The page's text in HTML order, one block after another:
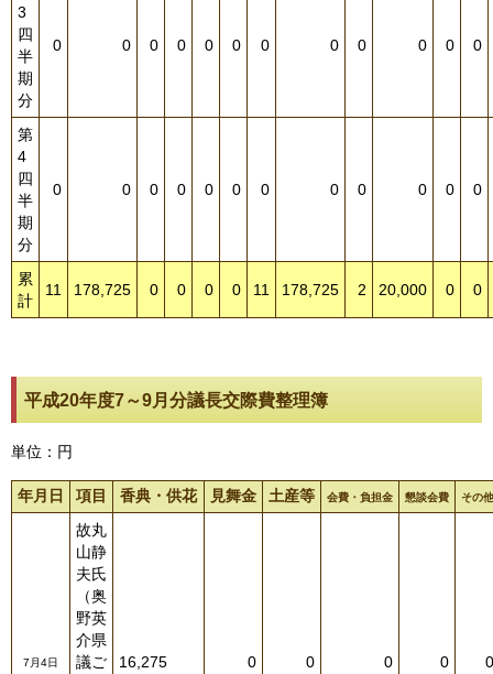
3
四
半
期
分
0 0 0 0 0 0 0 0 0 0 0 0
第
4
四
半
期
分
0 0 0 0 0 0 0 0 0 0 0 0
累
計
11 178,725 0 0 0 0 11 178,725 2 20,000 0 0
平成20年度7～9月分議長交際費整理簿
単位：円
年月日 項目 香典・供花 見舞金 土産等 会費・負担金 懇談会費 その他
7月4日
故丸
山静
夫氏
（奥
野英
介県
議ご
16,275 0 0 0 0 0